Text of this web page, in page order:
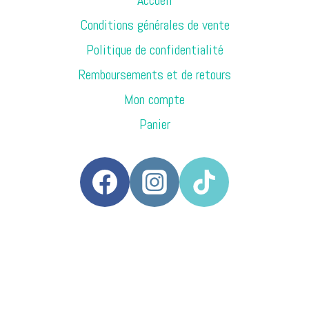
Conditions générales de vente
Politique de confidentialité
Remboursements et de retours
Mon compte
Panier